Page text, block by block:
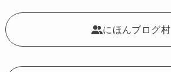
にほんブログ村